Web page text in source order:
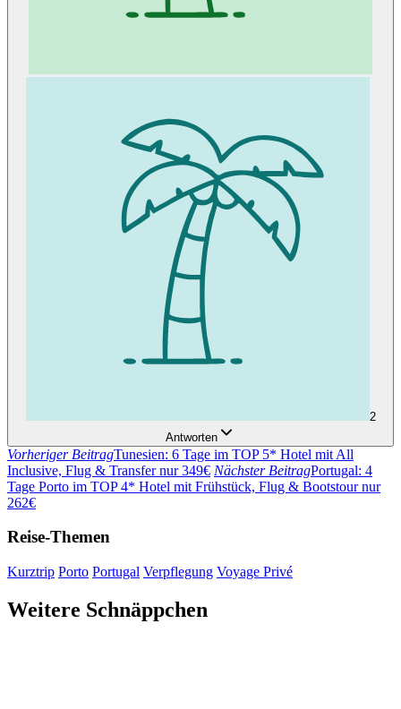
2
Antworten
Vorheriger BeitragTunesien: 6 Tage im TOP 5* Hotel mit All
Inclusive, Flug & Transfer nur 349€ Nächster BeitragPortugal: 4
Tage Porto im TOP 4* Hotel mit Frühstück, Flug & Bootstour nur
262€
Reise-Themen
Kurztrip Porto Portugal Verpflegung Voyage Privé
Weitere Schnäppchen